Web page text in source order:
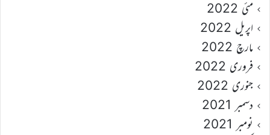
مئی 2022
اپریل 2022
مارچ 2022
فروری 2022
جنوری 2022
دسمبر 2021
نومبر 2021